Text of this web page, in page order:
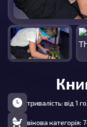
тривалість: від 1
вікова категорія: